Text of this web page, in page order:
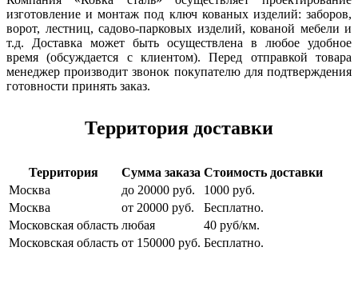
изготовление и монтаж под ключ кованых изделий: заборов,
ворот, лестниц, садово-парковых изделий, кованой мебели и
т.д. Доставка может быть осуществлена в любое удобное
время (обсуждается с клиентом). Перед отправкой товара
менеджер производит звонок покупателю для подтверждения
готовности принять заказ.
Территория доставки
Территория Сумма заказа Стоимость доставки
Москва
до 20000 руб.
1000 руб.
Москва
от 20000 руб.
Бесплатно.
Московская область любая
40 руб/км.
Московская область от 150000 руб. Бесплатно.